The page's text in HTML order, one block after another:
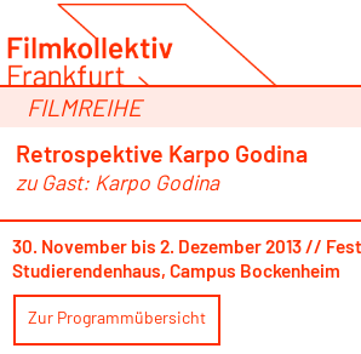
Inhalt
springen
FILMREIHE
Retrospektive Karpo Godina
zu Gast: Karpo Godina
30. November bis 2. Dezember 2013 //
Studierendenhaus, Campus Bockenheim
Zur Programmübersicht